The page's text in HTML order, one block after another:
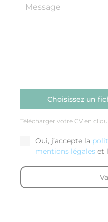
Choisissez un
Télécharger votre CV en
Oui, j’accepte la
mentions légales et